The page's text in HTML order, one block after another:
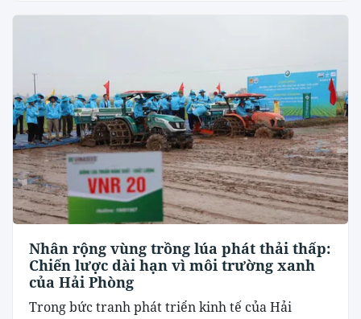
Nhân rộng vùng trồng lúa phát thải thấp:
Chiến lược dài hạn vì môi trường xanh
của Hải Phòng
Trong bức tranh phát triển kinh tế của Hải